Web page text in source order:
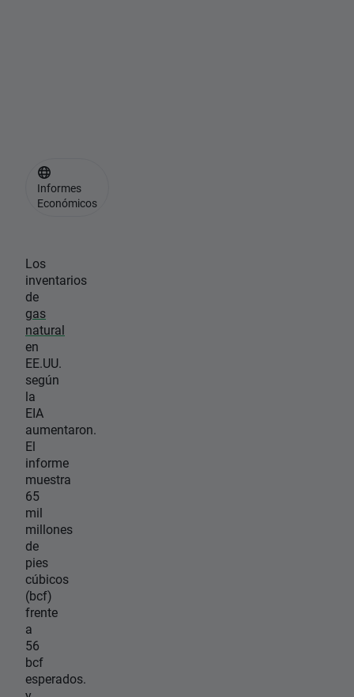
Los
inventarios
de
gas
natural
en
EE.UU.
según
la
EIA
aumentaron.
El
informe
muestra
65
mil
millones
de
pies
cúbicos
(bcf)
frente
a
56
bcf
esperados.
Informes
Económicos